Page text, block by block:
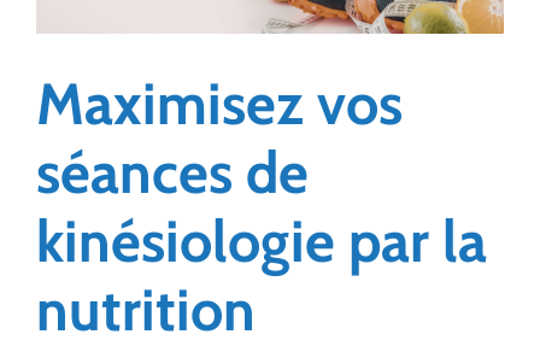
Maximisez vos
séances de
kinésiologie par la
nutrition